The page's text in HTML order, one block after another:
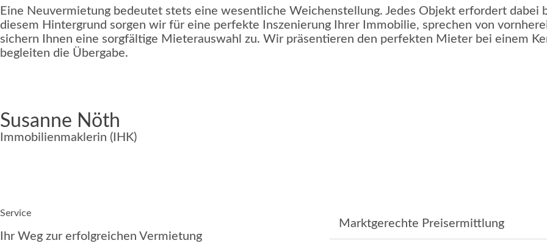
Eine Neuvermietung bedeutet stets eine wesentliche Weichenstellung. Jedes Objekt erfordert dabei
diesem Hintergrund sorgen wir für eine perfekte Inszenierung Ihrer Immobilie, sprechen von
sichern Ihnen eine sorgfältige Mieterauswahl zu. Wir präsentieren den perfekten Mieter bei einem
begleiten die Übergabe.
Susanne Nöth
Immobilienmaklerin (IHK)
Service
Ihr Weg zur erfolgreichen Vermietung
Marktgerechte Preisermittlung